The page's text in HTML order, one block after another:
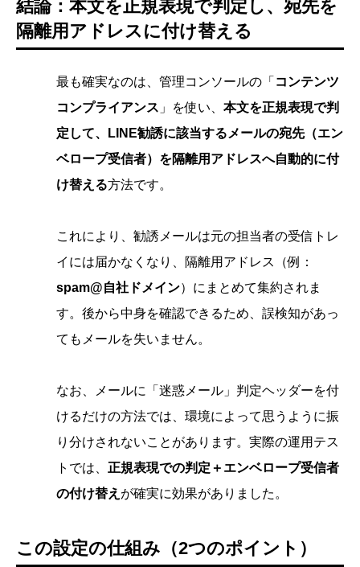
結論：本文を正規表現で判定し、宛先を
隔離用アドレスに付け替える
最も確実なのは、管理コンソールの「 コンテンツ
コンプライアンス 」を使い、 本文を正規表現で判
定して、LINE勧誘に該当するメールの宛先（エン
ベロープ受信者）を隔離用アドレスへ自動的に付
け替える方法です。
これにより、勧誘メールは元の担当者の受信トレ
イには届かなくなり、隔離用アドレス（例：
spam@自社ドメイン）にまとめて集約されま
す。後から中身を確認できるため、誤検知があっ
てもメールを失いません。
なお、メールに「迷惑メール」判定ヘッダーを付
けるだけの方法では、環境によって思うように振
り分けされないことがあります。実際の運用テス
トでは、 正規表現での判定＋エンベロープ受信者
の付け替え が確実に効果がありました。
この設定の仕組み（2つのポイント）